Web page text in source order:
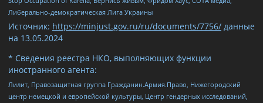
Либерально-демократическая Лига Украины
Источник: https://minjust.gov.ru/ru/documents/7756/ данные
на 13.05.2024
* Сведения реестра НКО, выполняющих функции
иностранного агента:
Лилит, Правозащитная группа Гражданин.Армия.Право, Нижегородский
центр немецкой и европейской культуры, Центр гендерных исследований,